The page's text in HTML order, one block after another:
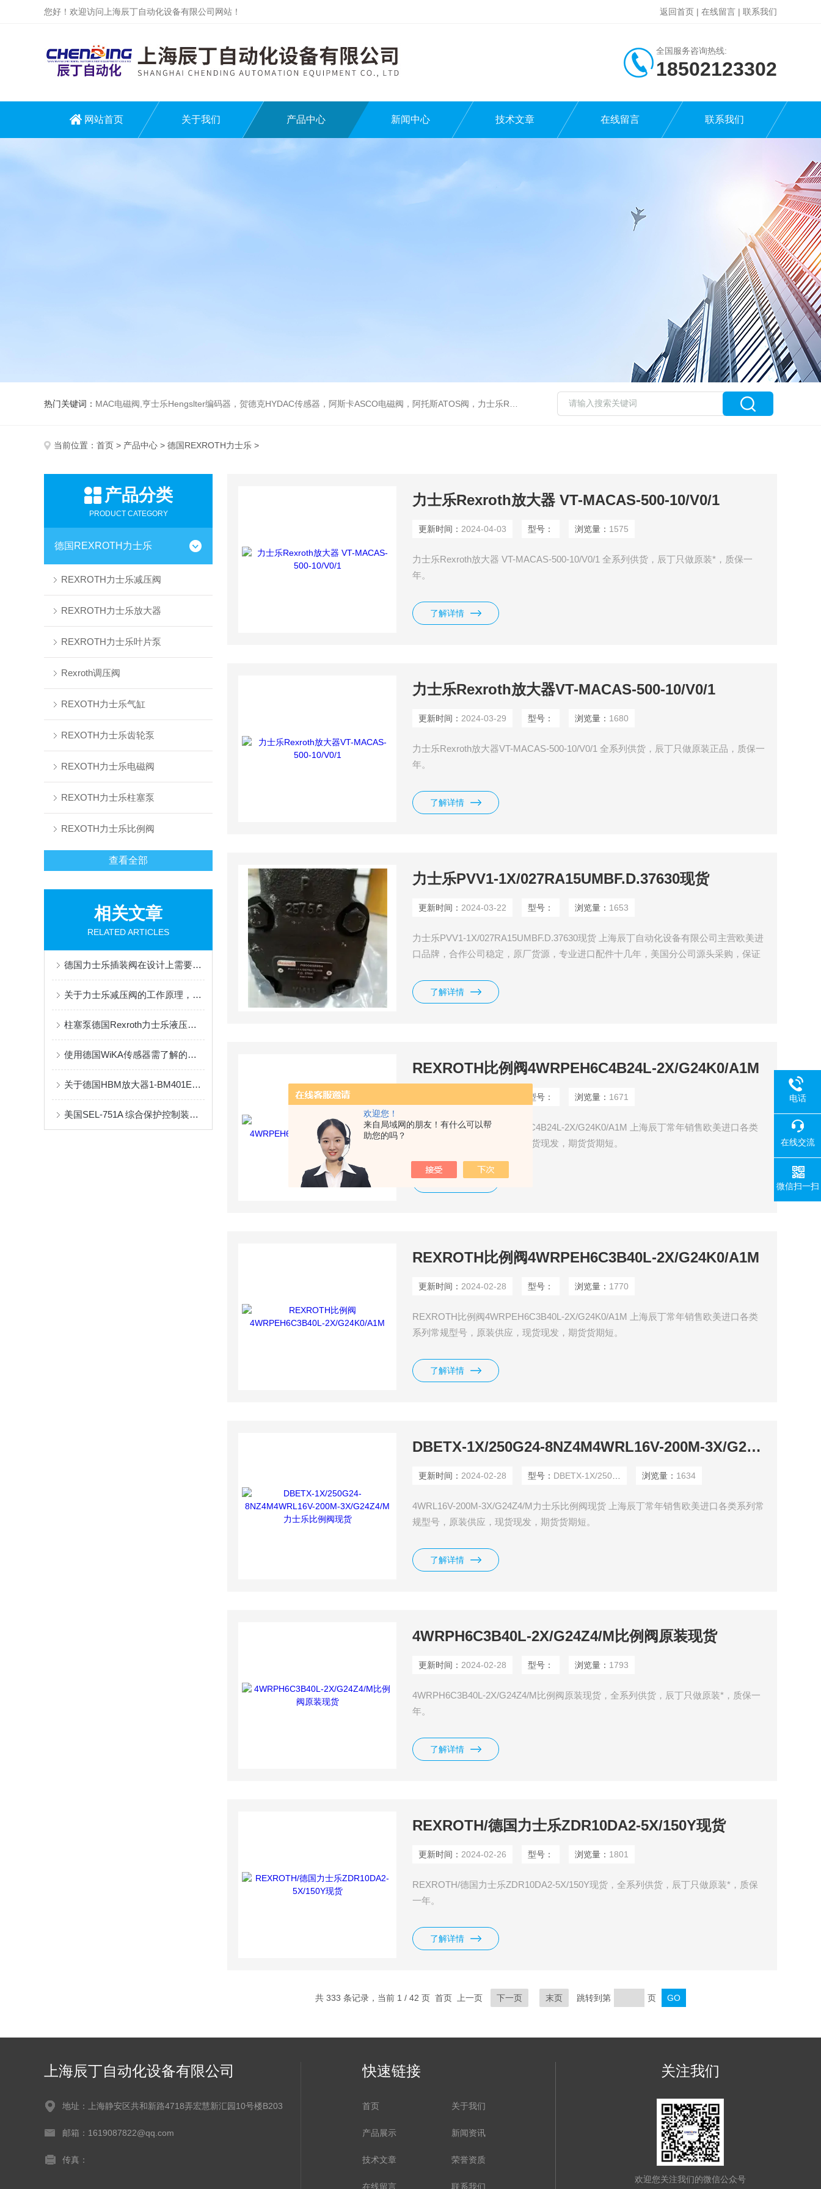
欢迎您！
来自局域网的朋友！有什么可以帮
助您的吗？
您好！欢迎访问上海辰丁自动化设备有限公司网站！ 返回首页 | 在线留言 | 联系我们
全国服务咨询热线:
18502123302
网站首页 关于我们 产品中心 新闻中心 技术文章 在线留言 联系我们
热门关键词： MAC电磁阀,亨士乐Hengslter编码器，贺德克HYDAC传感器，阿斯卡ASCO电磁阀，阿托斯ATOS阀，力士乐Rexroth泵，爱普EPRO传感器，穆格MOOG伺服阀，宝德BURKERT电磁阀，倍加福P F传感器
当前位置： 首页 > 产品中心 > 德国REXROTH力士乐 >
产品分类
PRODUCT CATEGORY
德国REXROTH力士乐
REXROTH力士乐减压阀
REXROTH力士乐放大器
REXROTH力士乐叶片泵
Rexroth调压阀
REXOTH力士乐气缸
REXOTH力士乐齿轮泵
REXOTH力士乐电磁阀
REXOTH力士乐柱塞泵
REXOTH力士乐比例阀
查看全部
相关文章
RELATED ARTICLES
德国力士乐插装阀在设计上需要遵循哪些因素？
关于力士乐减压阀的工作原理，这里有详细说明
柱塞泵德国Rexroth力士乐液压泵A10VSO28DFLR/31R-PPA12N00
使用德国WiKA传感器需了解的重要说明
关于德国HBM放大器1-BM401E交期
美国SEL-751A 综合保护控制装置选型指南
力士乐Rexroth放大器 VT-MACAS-500-10/V0/1
更新时间： 2024-04-03 型号： 浏览量： 1575
力士乐Rexroth放大器 VT-MACAS-500-10/V0/1 全系列供货，辰丁只做原装*，质保一
年。
了解详情
力士乐Rexroth放大器VT-MACAS-500-10/V0/1
更新时间： 2024-03-29 型号： 浏览量： 1680
力士乐Rexroth放大器VT-MACAS-500-10/V0/1 全系列供货，辰丁只做原装正品，质保一
年。
了解详情
力士乐PVV1-1X/027RA15UMBF.D.37630现货
更新时间： 2024-03-22 型号： 浏览量： 1653
力士乐PVV1-1X/027RA15UMBF.D.37630现货 上海辰丁自动化设备有限公司主营欧美进
口品牌，合作公司稳定，原厂货源，专业进口配件十几年，美国分公司源头采购，保证
了解详情
REXROTH比例阀4WRPEH6C4B24L-2X/G24K0/A1M
型号： 浏览量： 1671
REXROTH比例阀4WRPEH6C4B24L-2X/G24K0/A1M 上海辰丁常年销售欧美进口各类
系列常规型号，原装供应，现货现发，期货货期短。
了解详情
REXROTH比例阀4WRPEH6C3B40L-2X/G24K0/A1M
更新时间： 2024-02-28 型号： 浏览量： 1770
REXROTH比例阀4WRPEH6C3B40L-2X/G24K0/A1M 上海辰丁常年销售欧美进口各类
系列常规型号，原装供应，现货现发，期货货期短。
了解详情
DBETX-1X/250G24-8NZ4M4WRL16V-200M-3X/G24Z4/M力士乐比例阀现货
更新时间： 2024-02-28 型号： DBETX-1X/250G24-8NZ4M 浏览量： 1634
4WRL16V-200M-3X/G24Z4/M力士乐比例阀现货 上海辰丁常年销售欧美进口各类系列常
规型号，原装供应，现货现发，期货货期短。
了解详情
4WRPH6C3B40L-2X/G24Z4/M比例阀原装现货
更新时间： 2024-02-28 型号： 浏览量： 1793
4WRPH6C3B40L-2X/G24Z4/M比例阀原装现货，全系列供货，辰丁只做原装*，质保一
年。
了解详情
REXROTH/德国力士乐ZDR10DA2-5X/150Y现货
更新时间： 2024-02-26 型号： 浏览量： 1801
REXROTH/德国力士乐ZDR10DA2-5X/150Y现货，全系列供货，辰丁只做原装*，质保
一年。
了解详情
共 333 条记录，当前 1 / 42 页 首页 上一页 下一页 末页 跳转到第 页
上海辰丁自动化设备有限公司
地址：上海静安区共和新路4718弄宏慧新汇园10号楼B203
邮箱：1619087822@qq.com
传真：
快速链接
首页 关于我们
产品展示 新闻资讯
技术文章 荣誉资质
在线留言 联系我们
关注我们
欢迎您关注我们的微信公众号
电话
在线交流
微信扫一扫